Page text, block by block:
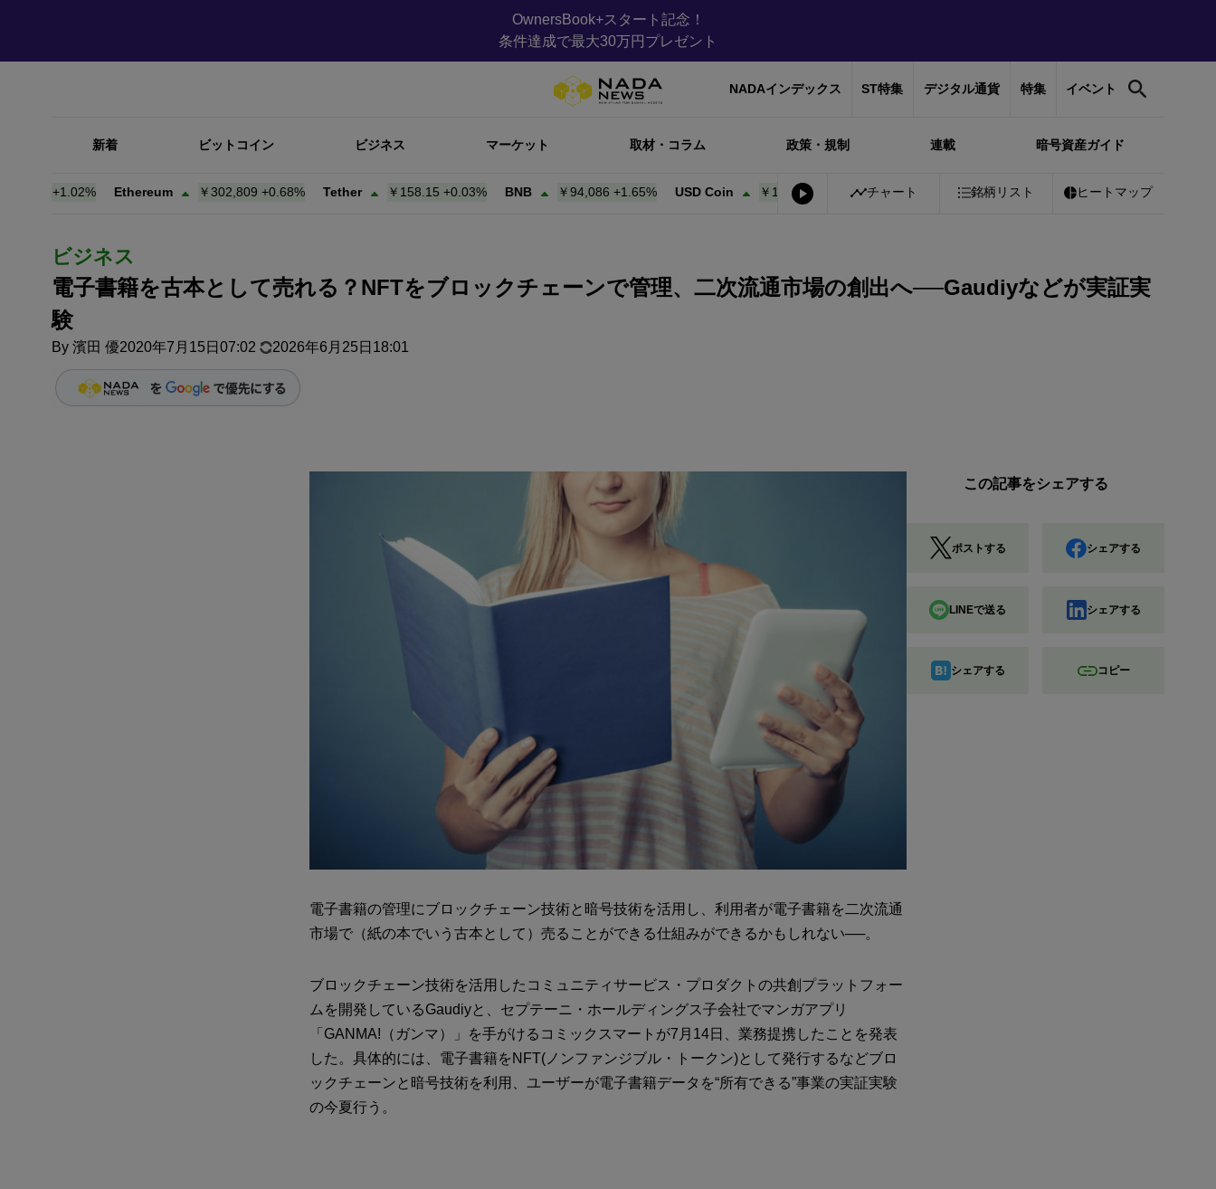
OwnersBook+スタート記念！
条件達成で最大30万円プレゼント
NADAインデックス ST特集 デジタル通貨 特集 イベント
新着 ビットコイン ビジネス マーケット 取材・コラム 政策・規制 連載 暗号資産ガイド
1.02% Ethereum ￥302,809+ 0.68% Tether ￥158.15+0.03% BNB ￥94,086+ 1.65% USD Coin ￥158.21 0.01% Bitcoin ￥10,271,806+1.02% Ethereum ￥302,809
チャート 銘柄リスト ヒートマップ
ビジネス
電子書籍を古本として売れる？NFTをブロックチェーンで管理、二次流通市場の創出へ──Gaudiyなどが実証実
験
By 濱田 優2020年7月15日07:02 2026年6月25日18:01
電子書籍の管理にブロックチェーン技術と暗号技術を活用し、利用者が電子書籍を二次流通
市場で（紙の本でいう古本として）売ることができる仕組みができるかもしれない──。
ブロックチェーン技術を活用したコミュニティサービス・プロダクトの共創プラットフォー
ムを開発しているGaudiyと、セプテーニ・ホールディングス子会社でマンガアプリ
「GANMA!（ガンマ）」を手がけるコミックスマートが7月14日、業務提携したことを発表
した。具体的には、電子書籍をNFT(ノンファンジブル・トークン)として発行するなどブロ
ックチェーンと暗号技術を利用、ユーザーが電子書籍データを“所有できる”事業の実証実験
の今夏行う。
この記事をシェアする
ポストする シェアする
LINEで送る シェアする
シェアする コピー